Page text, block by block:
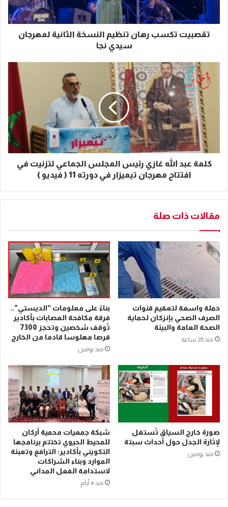
تقصبيت تكسب رهان تنظيم النسخة الثانية لمهرجان
سيدي نجا
كلمة عبد الله غازي رئيس المجلس الجماعي لتزنيت في
افتتاح مهرجان تيميزار في دورته 11 ( فيديو )
مقالات ذات صلة
حملة واسعة لتعقيم قنوات
الصرف الصحي بإنزكان لحماية
الصحة العامة والبيئة
منذ 20 ساعة
بناءً على معلومات “الديستي”..
فرقة مكافحة العصابات بأكادير
تُوقف شخصين وتحجز 7300
قرصا مهلوسا قادما من الخارج
منذ يومين
صورة خارج السياق تُستغل
لإثارة الجدل حول أحداث سبتة
منذ يومين
شبكة جمعيات محمية أركان
للمحيط الحيوي تختتم برنامجها
التكويني بأكادير: الترافع وتعبئة
الموارد وبناء الشراكات
لاستدامة الفعل المداني
منذ 4 أيام